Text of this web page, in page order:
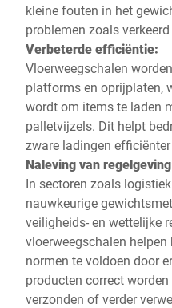
kleine fouten in het
problemen zoals
Verbeterde efficiëntie:
Vloerweegschalen
platforms en oprijplaten,
wordt om items te laden
palletvijzels. Dit helpt
zware ladingen
Naleving van
In sectoren zoals
nauwkeurige
veiligheids- en wettelijke
vloerweegschalen
normen te voldoen door
producten correct
verzonden of verder